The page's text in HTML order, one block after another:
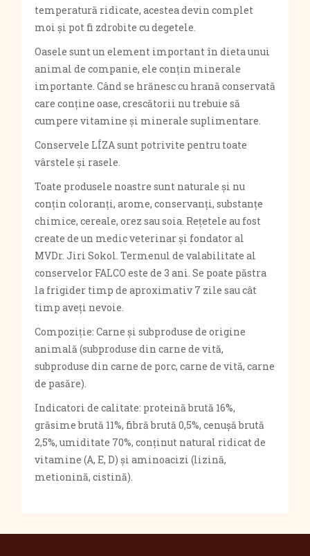
temperatură ridicate, acestea devin complet
moi și pot fi zdrobite cu degetele.
Oasele sunt un element important în dieta unui
animal de companie, ele conțin minerale
importante. Când se hrănesc cu hrană conservată
care conține oase, crescătorii nu trebuie să
cumpere vitamine și minerale suplimentare.
Conservele LÍZA sunt potrivite pentru toate
vârstele și rasele.
Toate produsele noastre sunt naturale și nu
conțin coloranți, arome, conservanți, substanțe
chimice, cereale, orez sau soia. Rețetele au fost
create de un medic veterinar și fondator al
MVDr. Jiri Sokol. Termenul de valabilitate al
conservelor FALCO este de 3 ani. Se poate păstra
la frigider timp de aproximativ 7 zile sau cât
timp aveți nevoie.
Compoziție: Carne și subproduse de origine
animală (subproduse din carne de vită,
subproduse din carne de porc, carne de vită, carne
de pasăre).
Indicatori de calitate: proteină brută 16%,
grăsime brută 11%, fibră brută 0,5%, cenușă brută
2,5%, umiditate 70%, conținut natural ridicat de
vitamine (A, E, D) și aminoacizi (lizină,
metionină, cistină).